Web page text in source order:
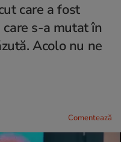
care a fost
s-a mutat în
Acolo nu ne
Comentează